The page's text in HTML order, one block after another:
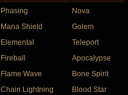
Phasing
Nova
Mana Shield
Golem
Elemental
Teleport
Fireball
Apocalypse
Flame Wave
Bone Spirit
Chain Lightning
Blood Star